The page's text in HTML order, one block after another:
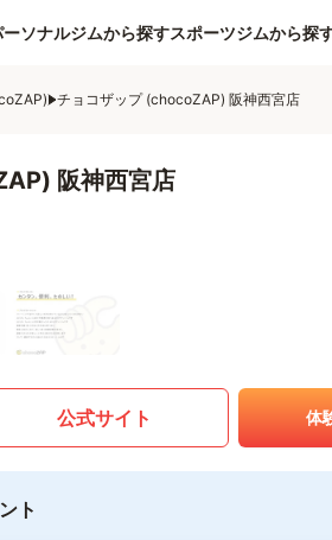
ーソナルジムから探すスポーツジムから探
チョコザップ (chocoZAP) 阪神西宮店
阪神西宮店
公式サイト 体
ト